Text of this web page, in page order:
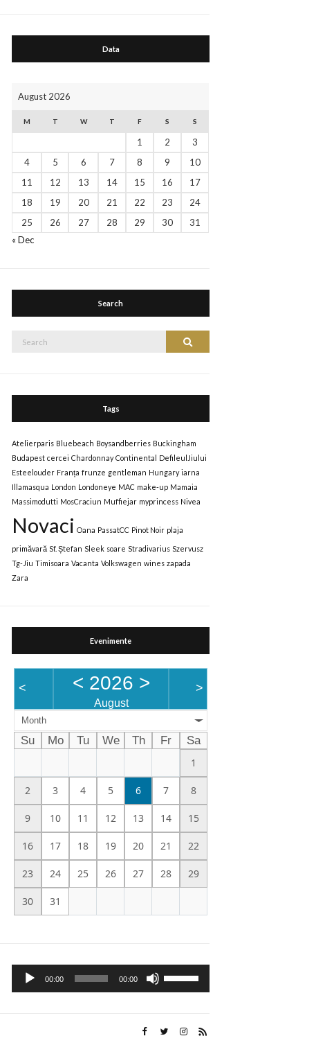
Data
August 2026
M T W T F S S
1 2
3
4
5 6 7 8 9
10
11
12 13 14 15 16
17
18
19 20 21 22 23
24
25
26 27 28 29 30
31
« Dec
Search
Tags
Atelierparis Bluebeach Boysandberries Buckingham
Budapest cercei Chardonnay Continental DefileulJiului
Esteelouder Franța frunze gentleman Hungary iarna
Illamasqua London Londoneye MAC make-up Mamaia
Massimodutti MosCraciun Muffiejar myprincess Nivea
Novaci Oana PassatCC Pinot Noir plaja
primăvară Sf. Ștefan Sleek soare Stradivarius Szervusz
Tg-Jiu Timisoara Vacanta Volkswagen wines zapada
Zara
Evenimente
< < 2026 >
August
>
Month
Su Mo Tu We Th Fr
Sa
1
2 3 4 5 6 7 8
9 10 11 12 13 14 15
16 17 18 19 20 21 22
23 24 25 26 27 28 29
30 31
Audio
Player
00:00 00:00
to